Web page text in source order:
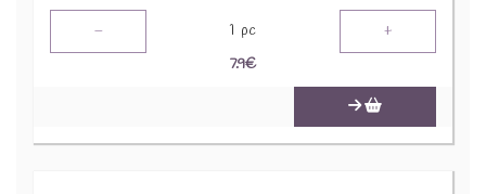
- 1 pc +
7.9€